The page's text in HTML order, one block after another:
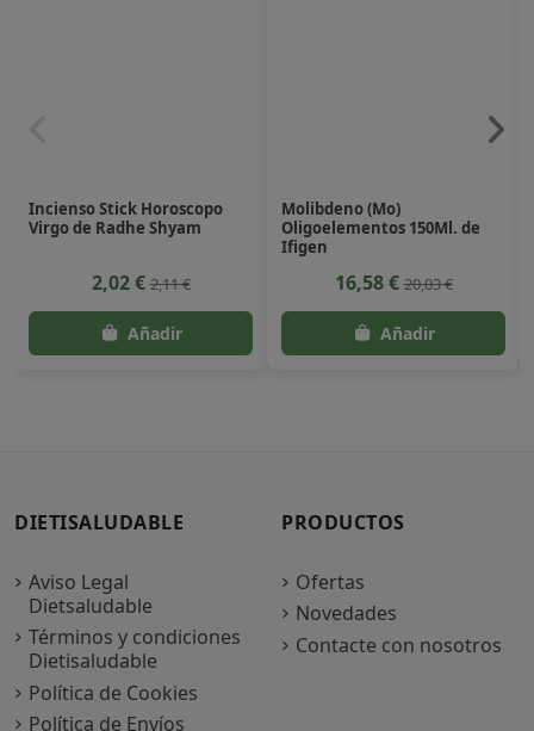
Incienso Stick Horoscopo
Virgo de Radhe Shyam
2,02 €2,11 €
Molibdeno (Mo)
Oligoelementos 150Ml. de
Ifigen
16,58 €20,03 €
DIETISALUDABLE
Aviso Legal
Dietsaludable
Términos y condiciones
Dietisaludable
Política de Cookies
Política de Envíos
PRODUCTOS
Ofertas
Novedades
Contacte con nosotros